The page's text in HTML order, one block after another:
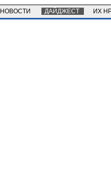
НОВОСТИ ДАЙДЖЕСТ ИХ